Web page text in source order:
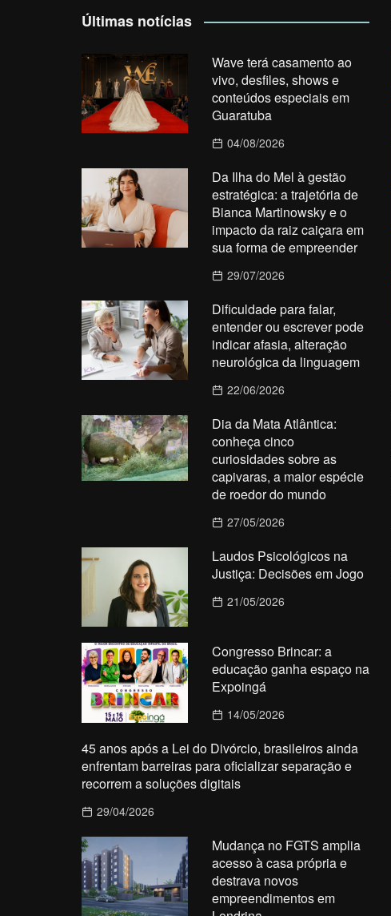
Últimas notícias
Wave terá casamento ao
vivo, desfiles, shows e
conteúdos especiais em
Guaratuba
04/08/2026
Da Ilha do Mel à gestão
estratégica: a trajetória de
Bianca Martinowsky e o
impacto da raiz caiçara em
sua forma de empreender
29/07/2026
Dificuldade para falar,
entender ou escrever pode
indicar afasia, alteração
neurológica da linguagem
22/06/2026
Dia da Mata Atlântica:
conheça cinco
curiosidades sobre as
capivaras, a maior espécie
de roedor do mundo
27/05/2026
Laudos Psicológicos na
Justiça: Decisões em Jogo
21/05/2026
Congresso Brincar: a
educação ganha espaço na
Expoingá
14/05/2026
45 anos após a Lei do Divórcio, brasileiros ainda
enfrentam barreiras para oficializar separação e
recorrem a soluções digitais
29/04/2026
Mudança no FGTS amplia
acesso à casa própria e
destrava novos
empreendimentos em